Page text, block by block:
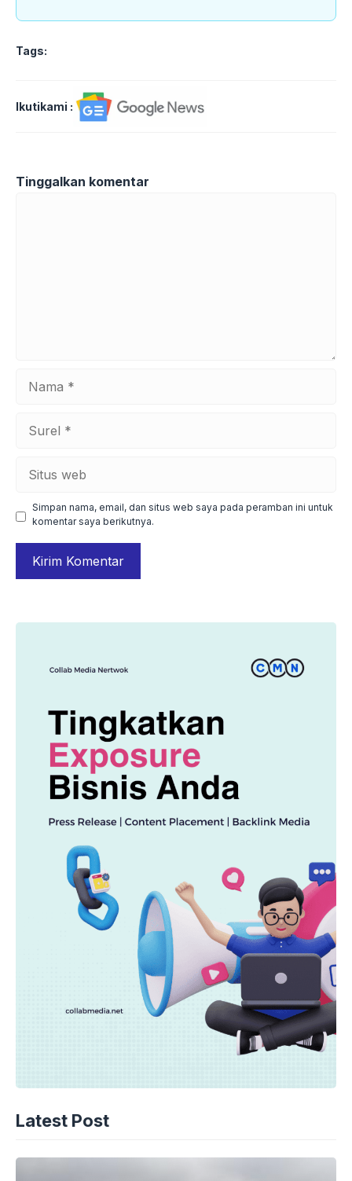
Tags:
Ikutikami :
Tinggalkan komentar
web
Simpan nama, email, dan situs web saya pada peramban ini untuk
komentar saya berikutnya.
Latest Post